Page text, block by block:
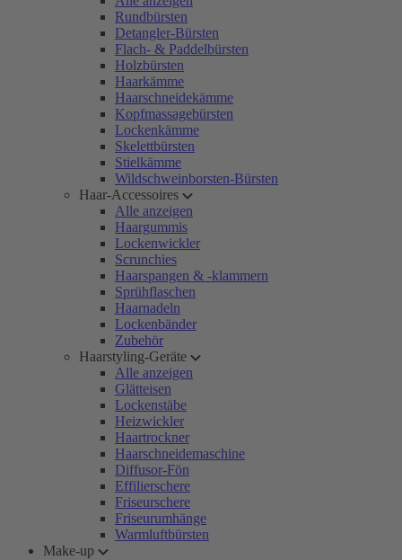
Rundbürsten
Detangler-Bürsten
Flach- & Paddelbürsten
Holzbürsten
Haarkämme
Haarschneidekämme
Kopfmassagebürsten
Lockenkämme
Skelettbürsten
Stielkämme
Wildschweinborsten-Bürsten
Haar-Accessoires
Alle anzeigen
Haargummis
Lockenwickler
Scrunchies
Haarspangen & -klammern
Sprühflaschen
Haarnadeln
Lockenbänder
Zubehör
Haarstyling-Geräte
Alle anzeigen
Glätteisen
Lockenstäbe
Heizwickler
Haartrockner
Haarschneidemaschine
Diffusor-Fön
Effilierschere
Friseurschere
Friseurumhänge
Warmluftbürsten
Make-up